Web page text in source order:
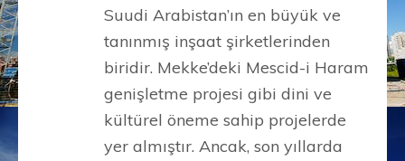
Suudi Arabistan’ın en büyük ve
tanınmış inşaat şirketlerinden
biridir. Mekke’deki Mescid-i Haram
genişletme projesi gibi dini ve
kültürel öneme sahip projelerde
yer almıştır. Ancak, son yıllarda